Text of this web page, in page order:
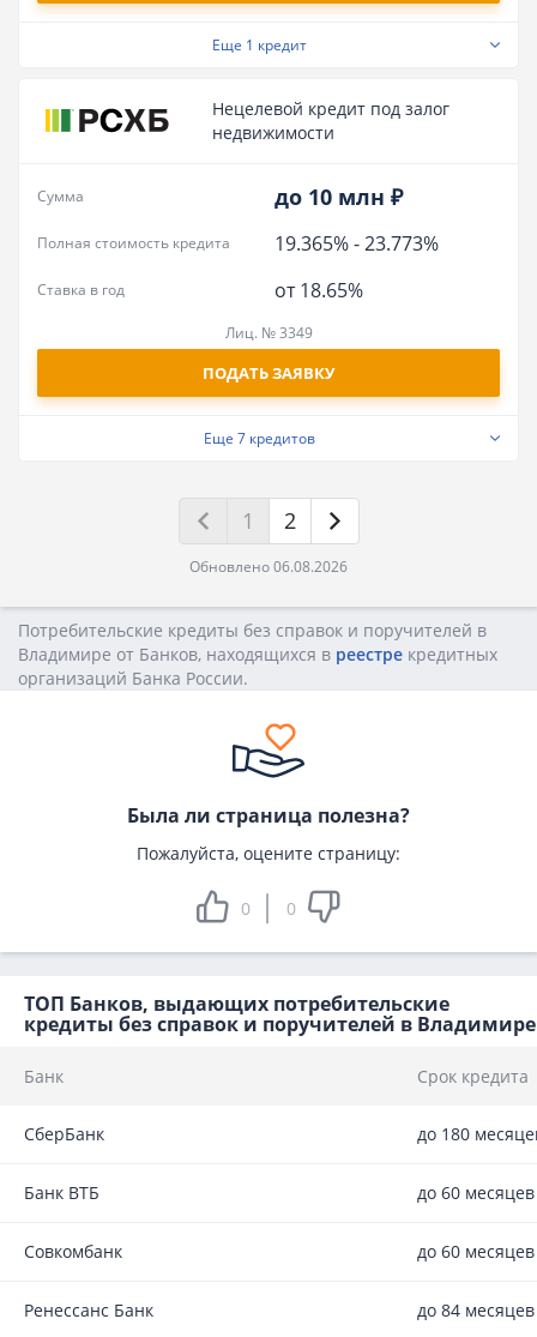
Еще 1 кредит
Нецелевой кредит под залог
недвижимости
до 10 млн ₽
Сумма
19.365%-23.773%
Полная стоимость кредита
от 18.65%
Ставка в год
Лиц. № 3349
ПОДАТЬ ЗАЯВКУ
Еще 7 кредитов
1 2
Обновлено 06.08.2026
Потребительские кредиты без справок и поручителей в
Владимире от Банков, находящихся в реестре кредитных
opгaнизaций Бaнкa Poccии.
Была ли страница полезна?
Пожалуйста, оцените страницу:
0 0
ТОП Банков, выдающих потребительские
кредиты без справок и поручителей в Владимире
Банк Срок кредита
СберБанк до 180
Банк ВТБ до 60 месяцев
Совкомбанк до 60 месяцев
Ренессанс Банк до 84 месяцев